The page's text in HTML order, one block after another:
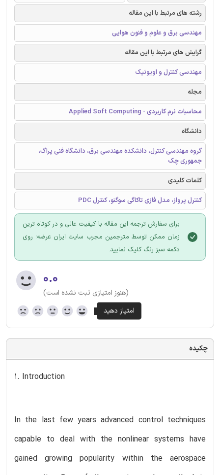
رشته های مرتبط با این مقاله
مهندسی برق و علوم و فنون هوایی
گرایش های مرتبط با این مقاله
مهندسی کنترل و اویونیک
مجله
محاسبات نرم کاربردی - Applied Soft Computing
دانشگاه
گروه مهندسی کنترل، دانشکده مهندسی برق، دانشگاه فنی پراگ،
جمهوری چک
کلمات کلیدی
کنترل پرواز، مدل فازی تاکاگی سوگنو، کنترل PDC
برای سفارش ترجمه این مقاله با کیفیت عالی و در کوتاه ترین
زمان ممکن توسط مترجمین مجرب سایت ایران عرضه؛ روی
دکمه سبز رنگ کلیک نمایید.
۰.۰
(هنوز امتیازی ثبت نشده است)
چکیده
1. Introduction
In the last few years advanced control techniques
capable to deal with the nonlinear systems have
gained growing popularity within the aerospace